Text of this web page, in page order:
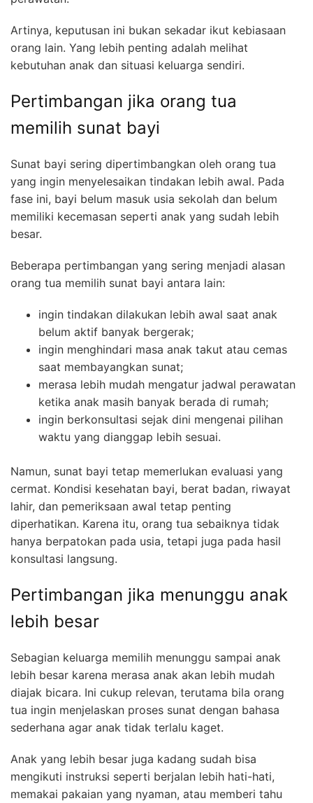
Artinya, keputusan ini bukan sekadar ikut kebiasaan
orang lain. Yang lebih penting adalah melihat
kebutuhan anak dan situasi keluarga sendiri.
Pertimbangan jika orang tua
memilih sunat bayi
Sunat bayi sering dipertimbangkan oleh orang tua
yang ingin menyelesaikan tindakan lebih awal. Pada
fase ini, bayi belum masuk usia sekolah dan belum
memiliki kecemasan seperti anak yang sudah lebih
besar.
Beberapa pertimbangan yang sering menjadi alasan
orang tua memilih sunat bayi antara lain:
ingin tindakan dilakukan lebih awal saat anak
belum aktif banyak bergerak;
ingin menghindari masa anak takut atau cemas
saat membayangkan sunat;
merasa lebih mudah mengatur jadwal perawatan
ketika anak masih banyak berada di rumah;
ingin berkonsultasi sejak dini mengenai pilihan
waktu yang dianggap lebih sesuai.
Namun, sunat bayi tetap memerlukan evaluasi yang
cermat. Kondisi kesehatan bayi, berat badan, riwayat
lahir, dan pemeriksaan awal tetap penting
diperhatikan. Karena itu, orang tua sebaiknya tidak
hanya berpatokan pada usia, tetapi juga pada hasil
konsultasi langsung.
Pertimbangan jika menunggu anak
lebih besar
Sebagian keluarga memilih menunggu sampai anak
lebih besar karena merasa anak akan lebih mudah
diajak bicara. Ini cukup relevan, terutama bila orang
tua ingin menjelaskan proses sunat dengan bahasa
sederhana agar anak tidak terlalu kaget.
Anak yang lebih besar juga kadang sudah bisa
mengikuti instruksi seperti berjalan lebih hati-hati,
memakai pakaian yang nyaman, atau memberi tahu